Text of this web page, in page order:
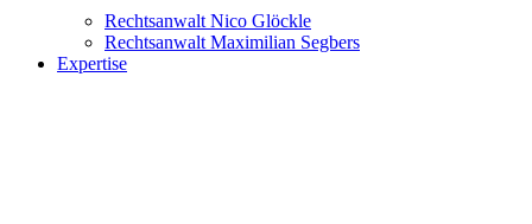
Rechtsanwalt Nico Glöckle
Rechtsanwalt Maximilian Segbers
Expertise